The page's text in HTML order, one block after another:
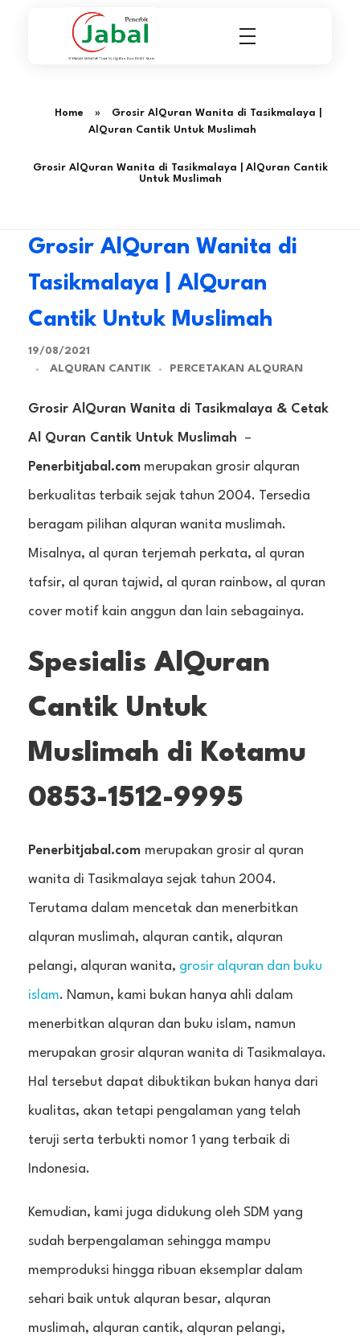
Home »
Grosir AlQuran Wanita di Tasikmalaya |
AlQuran Cantik Untuk Muslimah
Grosir AlQuran Wanita di Tasikmalaya | AlQuran Cantik
Untuk Muslimah
Grosir AlQuran Wanita di
Tasikmalaya | AlQuran
Cantik Untuk Muslimah
19/08/2021
ALQURAN CANTIK PERCETAKAN ALQURAN
Grosir AlQuran Wanita di Tasikmalaya & Cetak
Al Quran Cantik Untuk Muslimah –
Penerbitjabal.com merupakan grosir alquran
berkualitas terbaik sejak tahun 2004. Tersedia
beragam pilihan alquran wanita muslimah.
Misalnya, al quran terjemah perkata, al quran
tafsir, al quran tajwid, al quran rainbow, al quran
cover motif kain anggun dan lain sebagainya.
Spesialis AlQuran
Cantik Untuk
Muslimah di Kotamu
0853-1512-9995
Penerbitjabal.com merupakan grosir al quran
wanita di Tasikmalaya sejak tahun 2004.
Terutama dalam mencetak dan menerbitkan
alquran muslimah, alquran cantik, alquran
pelangi, alquran wanita, grosir alquran dan buku
islam. Namun, kami bukan hanya ahli dalam
menerbitkan alquran dan buku islam, namun
merupakan grosir alquran wanita di Tasikmalaya.
Hal tersebut dapat dibuktikan bukan hanya dari
kualitas, akan tetapi pengalaman yang telah
teruji serta terbukti nomor 1 yang terbaik di
Indonesia.
Kemudian, kami juga didukung oleh SDM yang
sudah berpengalaman sehingga mampu
memproduksi hingga ribuan eksemplar dalam
sehari baik untuk alquran besar, alquran
muslimah, alquran cantik, alquran pelangi,